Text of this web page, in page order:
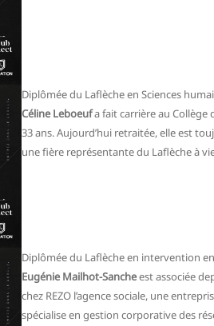
Diplômée du Laflèche en Sciences
Céline Leboeufa fait carrière au Collège
33 ans. Aujourd’hui retraitée, elle est
une fière représentante du Laflèche à
Diplômée du Laflèche en intervention
Eugénie Mailhot-Sancheest associée
chez REZO l’agence sociale, une
spécialise en gestion corporative des